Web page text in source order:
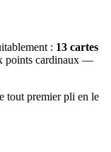
: 13 cartes
points cardinaux —
tout premier pli en le